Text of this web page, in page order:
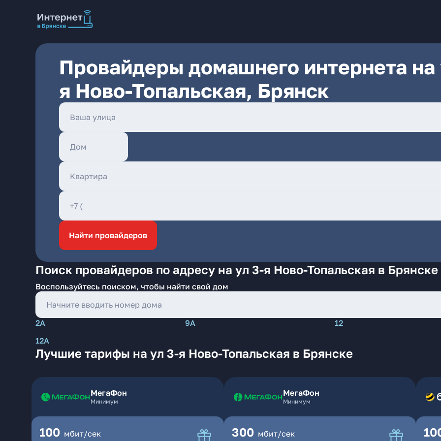
Провайдеры домашнего интернета на
я Ново-Топальская, Брянск
Найти провайдеров
Поиск провайдеров по адресу на ул 3-я Ново-Топальская в Брянске
Воспользуйтесь поиском, чтобы найти свой дом
2А 9А 12
12А
Лучшие тарифы на ул 3-я Ново-Топальская в Брянске
МегаФон
Минимум
100 мбит/сек
МегаФон
Минимум
300 мбит/сек